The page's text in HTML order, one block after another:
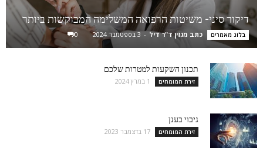
דיקור סיני- משיטות הרפואה המשלימה המבוקשות ביותר
בלוג מאמרים כתב מגזין ד"ר דיל - 3 בספטמבר 2024 0
תכנון השקעות למטרות שלכם
זירת המומחים 1 במרץ 2024
גיבוי בענן
זירת המומחים 17 בדצמבר 2023